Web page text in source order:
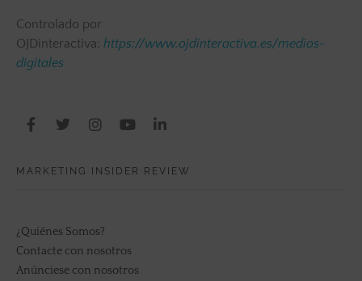
Controlado por
OJDinteractiva: https://www.ojdinteractiva.es/medios-
digitales
MARKETING INSIDER REVIEW
¿Quiénes Somos?
Contacte con nosotros
Anúnciese con nosotros